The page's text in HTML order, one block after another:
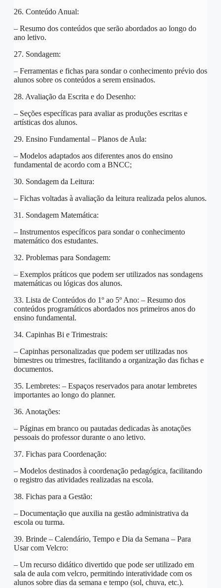
26. Conteúdo Anual:
– Resumo dos conteúdos que serão abordados ao longo do
ano letivo.
27. Sondagem:
– Ferramentas e fichas para sondar o conhecimento prévio dos
alunos sobre os conteúdos a serem ensinados.
28. Avaliação da Escrita e do Desenho:
– Seções específicas para avaliar as produções escritas e
artísticas dos alunos.
29. Ensino Fundamental – Planos de Aula:
– Modelos adaptados aos diferentes anos do ensino
fundamental de acordo com a BNCC;
30. Sondagem da Leitura:
– Fichas voltadas à avaliação da leitura realizada pelos alunos.
31. Sondagem Matemática:
– Instrumentos específicos para sondar o conhecimento
matemático dos estudantes.
32. Problemas para Sondagem:
– Exemplos práticos que podem ser utilizados nas sondagens
matemáticas ou lógicas dos alunos.
33. Lista de Conteúdos do 1º ao 5º Ano: – Resumo dos
conteúdos programáticos abordados nos primeiros anos do
ensino fundamental.
34. Capinhas Bi e Trimestrais:
– Capinhas personalizadas que podem ser utilizadas nos
bimestres ou trimestres, facilitando a organização das fichas e
documentos.
35. Lembretes: – Espaços reservados para anotar lembretes
importantes ao longo do planner.
36. Anotações:
– Páginas em branco ou pautadas dedicadas às anotações
pessoais do professor durante o ano letivo.
37. Fichas para Coordenação:
– Modelos destinados à coordenação pedagógica, facilitando
o registro das atividades realizadas na escola.
38. Fichas para a Gestão:
– Documentação que auxilia na gestão administrativa da
escola ou turma.
39. Brinde – Calendário, Tempo e Dia da Semana – Para
Usar com Velcro:
– Um recurso didático divertido que pode ser utilizado em
sala de aula com velcro, permitindo interatividade com os
alunos sobre dias da semana e tempo (sol, chuva, etc.).